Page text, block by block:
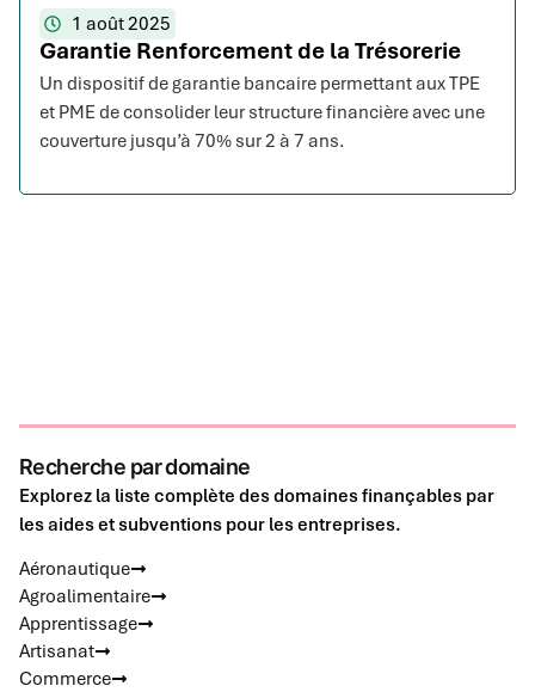
1 août 2025
Garantie Renforcement de la Trésorerie
Un dispositif de garantie bancaire permettant aux TPE
et PME de consolider leur structure financière avec une
couverture jusqu’à 70% sur 2 à 7 ans.
Recherche par domaine
Explorez la liste complète des domaines finançables par
les aides et subventions pour les entreprises.
Aéronautique
Agroalimentaire
Apprentissage
Artisanat
Commerce